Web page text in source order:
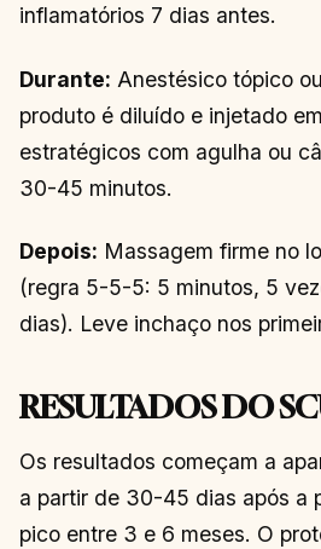
inflamatórios 7 dias antes.
Durante: Anestésico tópico
produto é diluído e injetado
estratégicos com agulha ou
30-45 minutos.
Depois: Massagem firme no
(regra 5-5-5: 5 minutos, 5
dias). Leve inchaço nos
RESULTADOS DO
Os resultados começam a
a partir de 30-45 dias após a
pico entre 3 e 6 meses. O